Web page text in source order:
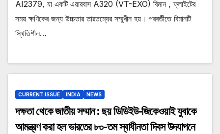
AI2379, যা একটি এয়ারবাস A320 (VT-EXO) বিমান , ফ্লাইটের
সময় ক্ষণিকের জন্য উচ্চতার তারতম্যের সম্মুখীন হয়। পরবর্তীতে বিমানটি
স্থিতিশীল…
CURRENT ISSUE INDIA NEWS
দক্ষতা থেকে জাতীয় সম্মান : ছয় ডিডিইউ-জিকেওয়াই যুবাকে
আমন্ত্রণ করা হল ভারতের ৮০-তম স্বাধীনতা দিবস উদযাপনে